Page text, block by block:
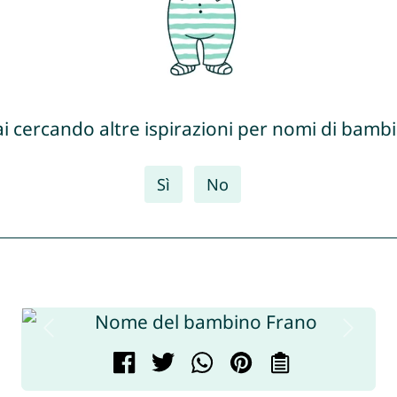
cercando altre ispirazioni per nomi di
Sì No